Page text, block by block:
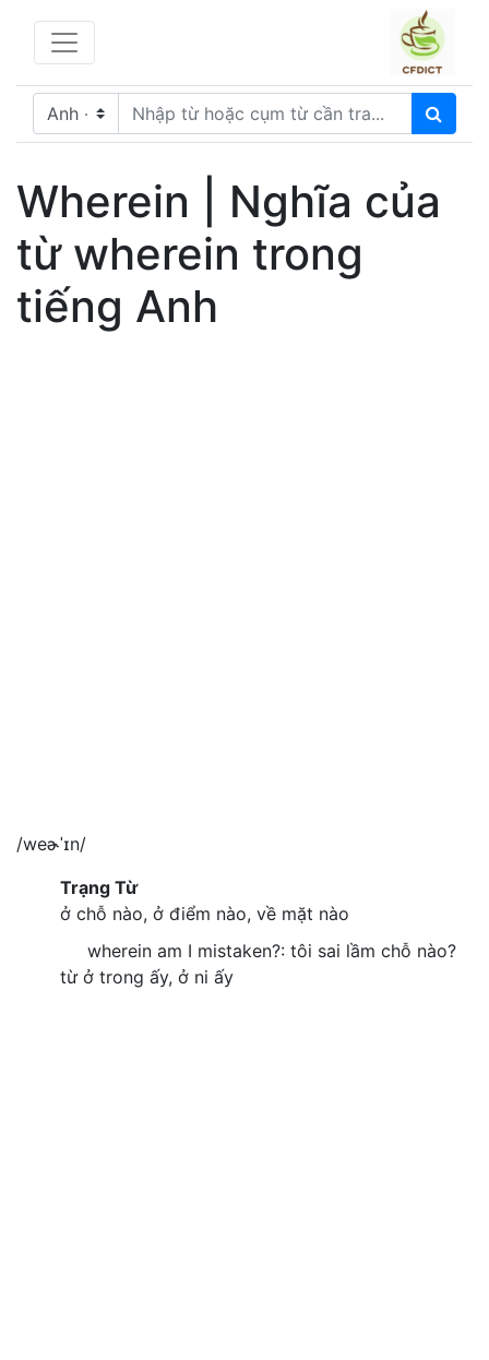
Wherein | Nghĩa của
từ wherein trong
tiếng Anh
/weɚˈɪn/
Trạng Từ
ở chỗ nào, ở điểm nào, về mặt nào
wherein am I mistaken?: tôi sai lầm chỗ nào?
từ ở trong ấy, ở ni ấy